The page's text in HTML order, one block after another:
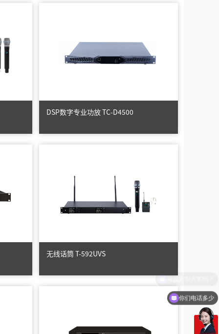
DSP数字专业功放 TC-D4500
无线话筒 T-592UVS
你们电话多少